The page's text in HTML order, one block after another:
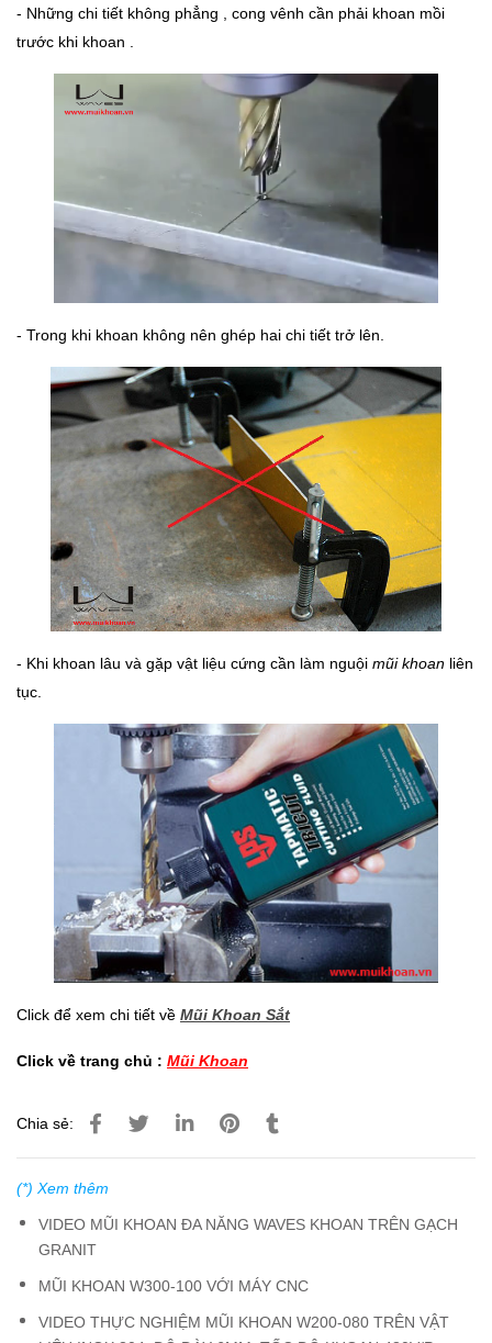
- Những chi tiết không phẳng , cong vênh cần phải khoan mồi
trước khi khoan .
- Trong khi khoan không nên ghép hai chi tiết trở lên.
- Khi khoan lâu và gặp vật liệu cứng cần làm nguội mũi khoan liên
tục.
Click để xem chi tiết về Mũi Khoan Sắt
Click về trang chủ : Mũi Khoan
Chia sẻ:
(*) Xem thêm
VIDEO MŨI KHOAN ĐA NĂNG WAVES KHOAN TRÊN GẠCH
GRANIT
MŨI KHOAN W300-100 VỚI MÁY CNC
VIDEO THỰC NGHIỆM MŨI KHOAN W200-080 TRÊN VẬT